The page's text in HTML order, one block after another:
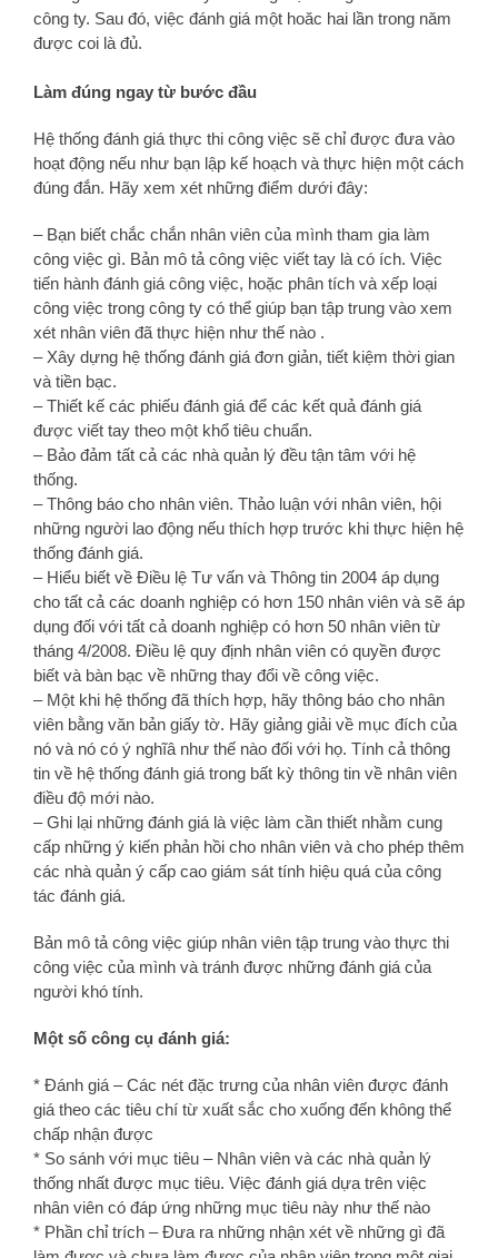
công ty. Sau đó, việc đánh giá một hoăc hai lần trong năm
được coi là đủ.
Làm đúng ngay từ bước đầu
Hệ thống đánh giá thực thi công việc sẽ chỉ được đưa vào
hoạt động nếu như bạn lập kế hoạch và thực hiện một cách
đúng đắn. Hãy xem xét những điểm dưới đây:
– Bạn biết chắc chắn nhân viên của mình tham gia làm
công việc gì. Bản mô tả công việc viết tay là có ích. Việc
tiến hành đánh giá công việc, hoặc phân tích và xếp loại
công việc trong công ty có thể giúp bạn tập trung vào xem
xét nhân viên đã thực hiện như thế nào .
– Xây dựng hệ thống đánh giá đơn giản, tiết kiệm thời gian
và tiền bạc.
– Thiết kế các phiếu đánh giá để các kết quả đánh giá
được viết tay theo một khổ tiêu chuẩn.
– Bảo đảm tất cả các nhà quản lý đều tận tâm với hệ
thống.
– Thông báo cho nhân viên. Thảo luận với nhân viên, hội
những người lao động nếu thích hợp trước khi thực hiện hệ
thống đánh giá.
– Hiểu biết về Điều lệ Tư vấn và Thông tin 2004 áp dụng
cho tất cả các doanh nghiệp có hơn 150 nhân viên và sẽ áp
dụng đối với tất cả doanh nghiệp có hơn 50 nhân viên từ
tháng 4/2008. Điều lệ quy định nhân viên có quyền được
biết và bàn bạc về những thay đổi về công việc.
– Một khi hệ thống đã thích hợp, hãy thông báo cho nhân
viên bằng văn bản giấy tờ. Hãy giảng giải về mục đích của
nó và nó có ý nghĩâ như thế nào đối với họ. Tính cả thông
tin về hệ thống đánh giá trong bất kỳ thông tin về nhân viên
điều độ mới nào.
– Ghi lại những đánh giá là việc làm cần thiết nhằm cung
cấp những ý kiến phản hồi cho nhân viên và cho phép thêm
các nhà quản ý cấp cao giám sát tính hiệu quá của công
tác đánh giá.
Bản mô tả công việc giúp nhân viên tập trung vào thực thi
công việc của mình và tránh được những đánh giá của
người khó tính.
Một số công cụ đánh giá:
* Đánh giá – Các nét đặc trưng của nhân viên được đánh
giá theo các tiêu chí từ xuất sắc cho xuống đến không thể
chấp nhận được
* So sánh với mục tiêu – Nhân viên và các nhà quản lý
thống nhất được mục tiêu. Việc đánh giá dựa trên việc
nhân viên có đáp ứng những mục tiêu này như thế nào
* Phần chỉ trích – Đưa ra những nhận xét về những gì đã